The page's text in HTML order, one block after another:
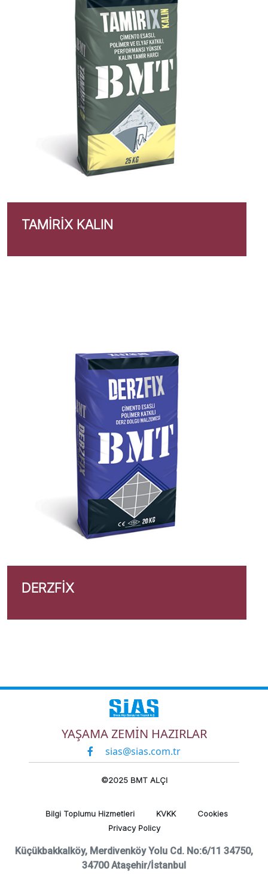
TAMIRIX KALIN
DERZFIX
YAŞAMA ZEMİN HAZIRLAR
sias@sias.com.tr
©2025 BMT ALÇI
Bilgi Toplumu Hizmetleri KVKK
Cookies
Privacy Policy
Küçükbakkalköy, Merdivenköy Yolu Cd. No:6/11 34750,
34700 Ataşehir/İstanbul